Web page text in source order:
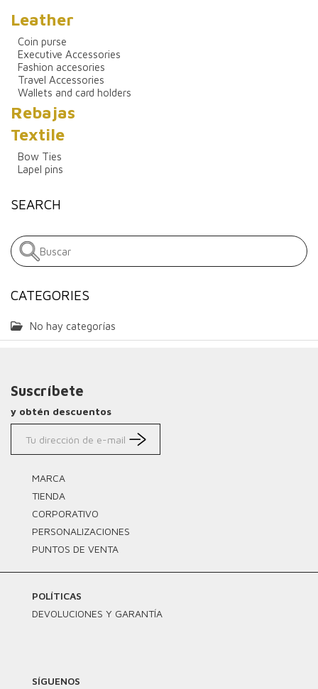
Leather
Coin purse
Executive Accessories
Fashion accesories
Travel Accessories
Wallets and card holders
Rebajas
Textile
Bow Ties
Lapel pins
SEARCH
CATEGORIES
No hay categorías
Suscríbete
y obtén descuentos
MARCA
TIENDA
CORPORATIVO
PERSONALIZACIONES
PUNTOS DE VENTA
POLÍTICAS
DEVOLUCIONES Y GARANTÍA
SÍGUENOS